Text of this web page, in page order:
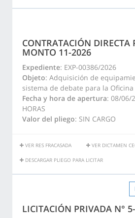
CONTRATACIÓN DIRECTA
MONTO 11-2026
Expediente: EXP-00386/2026
Objeto: Adquisición de
sistema de debate para la Oficina
Fecha y hora de apertura: 08/06/
HORAS
Valor del pliego: SIN CARGO
VER RES FRACASADA VER DICTAMEN
DESCARGAR PLIEGO PARA LICITAR
LICITACIÓN PRIVADA N°